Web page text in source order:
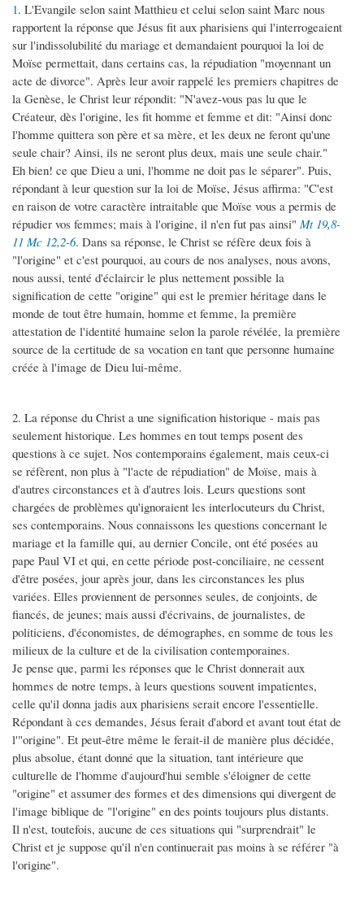
1. L'Evangile selon saint Matthieu et celui selon saint Marc nous
rapportent la réponse que Jésus fit aux pharisiens qui l'interrogeaient
sur l'indissolubilité du mariage et demandaient pourquoi la loi de
Moïse permettait, dans certains cas, la répudiation "moyennant un
acte de divorce". Après leur avoir rappelé les premiers chapitres de
la Genèse, le Christ leur répondit: "N'avez-vous pas lu que le
Créateur, dès l'origine, les fit homme et femme et dit: "Ainsi donc
l'homme quittera son père et sa mère, et les deux ne feront qu'une
seule chair? Ainsi, ils ne seront plus deux, mais une seule chair."
Eh bien! ce que Dieu a uni, l'homme ne doit pas le séparer". Puis,
répondant à leur question sur la loi de Moïse, Jésus affirma: "C'est
en raison de votre caractère intraitable que Moïse vous a permis de
répudier vos femmes; mais à l'origine, il n'en fut pas ainsi" Mt 19,8-
11 Mc 12,2-6. Dans sa réponse, le Christ se réfère deux fois à
"l'origine" et c'est pourquoi, au cours de nos analyses, nous avons,
nous aussi, tenté d'éclaircir le plus nettement possible la
signification de cette "origine" qui est le premier héritage dans le
monde de tout être humain, homme et femme, la première
attestation de l'identité humaine selon la parole révélée, la première
source de la certitude de sa vocation en tant que personne humaine
créée à l'image de Dieu lui-même.
2. La réponse du Christ a une signification historique - mais pas
seulement historique. Les hommes en tout temps posent des
questions à ce sujet. Nos contemporains également, mais ceux-ci
se réfèrent, non plus à "l'acte de répudiation" de Moïse, mais à
d'autres circonstances et à d'autres lois. Leurs questions sont
chargées de problèmes qu'ignoraient les interlocuteurs du Christ,
ses contemporains. Nous connaissons les questions concernant le
mariage et la famille qui, au dernier Concile, ont été posées au
pape Paul VI et qui, en cette période post-conciliaire, ne cessent
d'être posées, jour après jour, dans les circonstances les plus
variées. Elles proviennent de personnes seules, de conjoints, de
fiancés, de jeunes; mais aussi d'écrivains, de journalistes, de
politiciens, d'économistes, de démographes, en somme de tous les
milieux de la culture et de la civilisation contemporaines.
Je pense que, parmi les réponses que le Christ donnerait aux
hommes de notre temps, à leurs questions souvent impatientes,
celle qu'il donna jadis aux pharisiens serait encore l'essentielle.
Répondant à ces demandes, Jésus ferait d'abord et avant tout état de
l'"origine". Et peut-être même le ferait-il de manière plus décidée,
plus absolue, étant donné que la situation, tant intérieure que
culturelle de l'homme d'aujourd'hui semble s'éloigner de cette
"origine" et assumer des formes et des dimensions qui divergent de
l'image biblique de "l'origine" en des points toujours plus distants.
Il n'est, toutefois, aucune de ces situations qui "surprendrait" le
Christ et je suppose qu'il n'en continuerait pas moins à se référer "à
l'origine".